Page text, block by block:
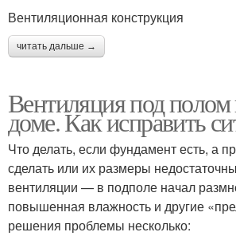
Вентиляционная конструкция
читать дальше →
Вентиляция под полом
доме. Как исправить
Что делать, если фундамент есть, а
сделать или их размеры
вентиляции — в подполе начал
повышенная влажность и другие
решения проблемы несколько: